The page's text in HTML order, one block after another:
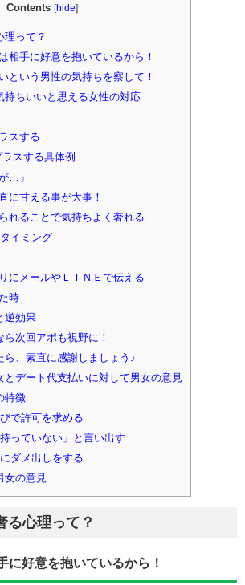
Contents [hide]
理って？
相手に好意を抱いているから！
という男性の気持ちを察して！
持ちいいと思える女性の対応
スする
スする具体例
…」
に甘える事が大事！
れることで気持ちよく奢れる
イミング
にメールやＬＩＮＥで伝える
時
逆効果
次回アポも視野に！
ら、素直に感謝しましょう♪
とデート代支払いに対して男女の意見
特徴
で許可を求める
っていない」と言い出す
ダメ出しをする
女の意見
る心理って？
に好意を抱いているから！